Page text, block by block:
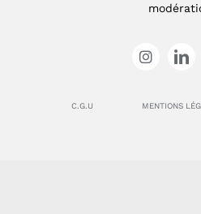
C.G.U MENTIONS